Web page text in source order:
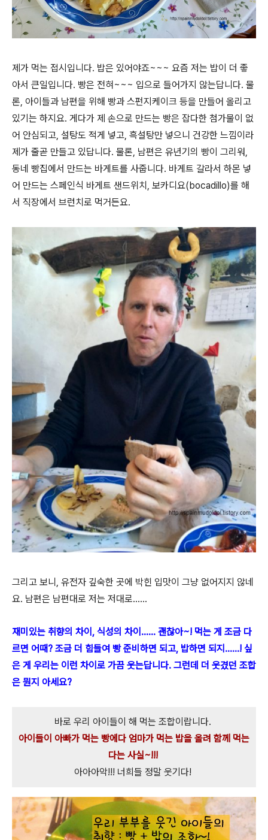
제가 먹는 접시입니다. 밥은 있어야죠~~~ 요즘 저는 밥이 더 좋
아서 큰일입니다. 빵은 전혀~~~ 입으로 들어가지 않는답니다. 물
론, 아이들과 남편을 위해 빵과 스펀지케이크 등을 만들어 올리고
있기는 하지요. 게다가 제 손으로 만드는 빵은 잡다한 첨가물이 없
어 안심되고, 설탕도 적게 넣고, 흑설탕만 넣으니 건강한 느낌이라
제가 줄곧 만들고 있답니다. 물론, 남편은 유년기의 빵이 그리워,
동네 빵집에서 만드는 바게트를 사줍니다. 바게트 갈라서 하몬 넣
어 만드는 스페인식 바게트 샌드위치, 보카디요(bocadillo)를 해
서 직장에서 브런치 로 먹거든요.
그리고 보니, 유전자 깊숙한 곳에 박힌 입맛이 그냥 없어지지 않네
요. 남편은 남편대로 저는 저대로......
재미있는 취향의 차이, 식성의 차이...... 괜찮아~! 먹는 게 조금 다
르면 어때? 조금 더 힘들여 빵 준비하면 되고, 밥하면 되지......! 싶
은 게 우리는 이런 차이로 가끔 웃는답니다. 그런데 더 웃겼던 조합
은 뭔지 아세요?
바로 우리 아이들이 해 먹는 조합이랍니다.
아이들이 아빠가 먹는 빵에다 엄마가 먹는 밥을 올려 함께 먹는
다는 사실~!!!
아아아악!!! 너희들 정말 웃기다!